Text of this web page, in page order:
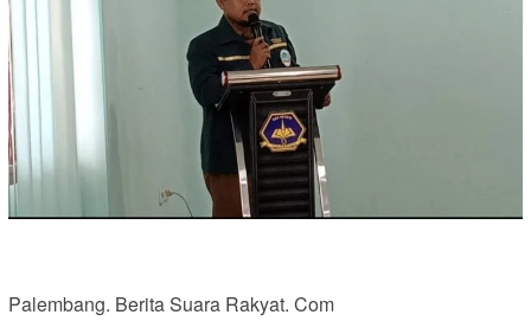
Palembang. Berita Suara Rakyat. Com